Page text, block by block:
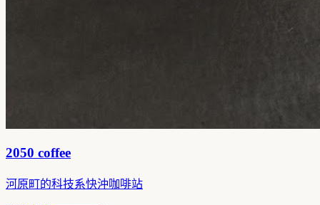
2050 coffee
河原町的科技系快沖咖啡站